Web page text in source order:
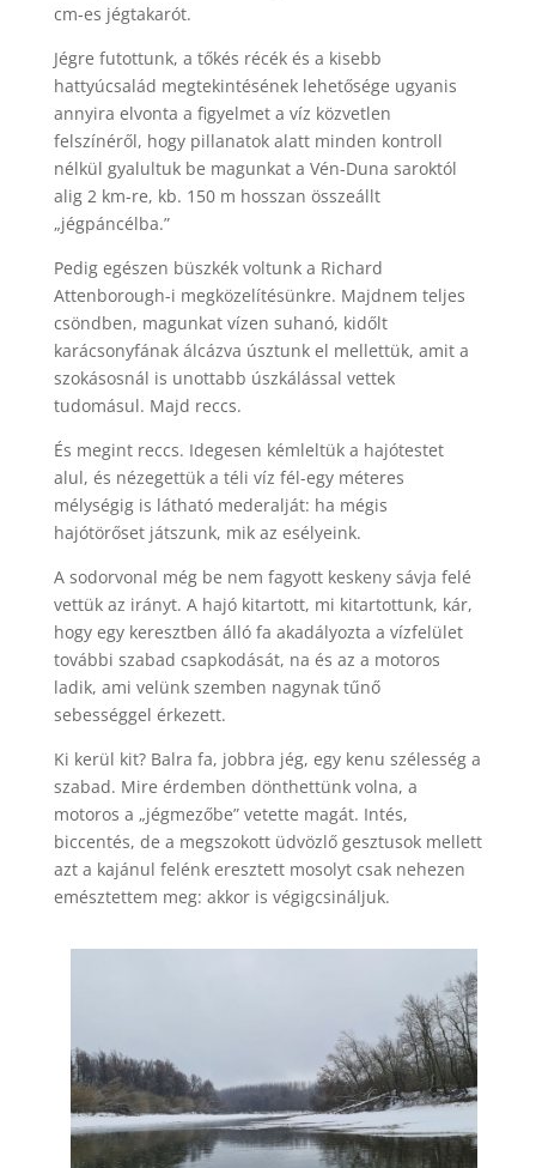
cm-es jégtakarót.
Jégre futottunk, a tőkés récék és a kisebb
hattyúcsalád megtekintésének lehetősége ugyanis
annyira elvonta a figyelmet a víz közvetlen
felszínéről, hogy pillanatok alatt minden kontroll
nélkül gyalultuk be magunkat a Vén-Duna saroktól
alig 2 km-re, kb. 150 m hosszan összeállt
„jégpáncélba.”
Pedig egészen büszkék voltunk a Richard
Attenborough-i megközelítésünkre. Majdnem teljes
csöndben, magunkat vízen suhanó, kidőlt
karácsonyfának álcázva úsztunk el mellettük, amit a
szokásosnál is unottabb úszkálással vettek
tudomásul. Majd reccs.
És megint reccs. Idegesen kémleltük a hajótestet
alul, és nézegettük a téli víz fél-egy méteres
mélységig is látható mederalját: ha mégis
hajótörőset játszunk, mik az esélyeink.
A sodorvonal még be nem fagyott keskeny sávja felé
vettük az irányt. A hajó kitartott, mi kitartottunk, kár,
hogy egy keresztben álló fa akadályozta a vízfelület
további szabad csapkodását, na és az a motoros
ladik, ami velünk szemben nagynak tűnő
sebességgel érkezett.
Ki kerül kit? Balra fa, jobbra jég, egy kenu szélesség a
szabad. Mire érdemben dönthettünk volna, a
motoros a „jégmezőbe” vetette magát. Intés,
biccentés, de a megszokott üdvözlő gesztusok mellett
azt a kajánul felénk eresztett mosolyt csak nehezen
emésztettem meg: akkor is végigcsináljuk.